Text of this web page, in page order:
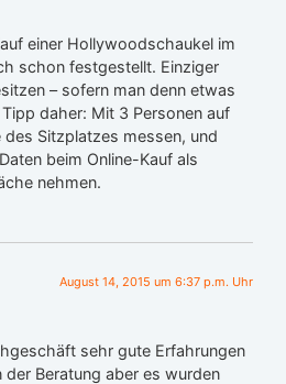
einer Hollywoodschaukel im
schon festgestellt. Einziger
– sofern man denn etwas
daher: Mit 3 Personen auf
des Sitzplatzes messen, und
beim Online-Kauf als
nehmen.
August 14, 2015 um 6:37 p.m. Uhr
sehr gute Erfahrungen
Beratung aber es wurden